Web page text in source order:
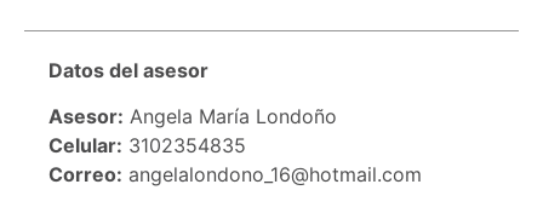
Datos del asesor
Asesor: Angela María Londoño
Celular: 3102354835
Correo: angelalondono_16@hotmail.com